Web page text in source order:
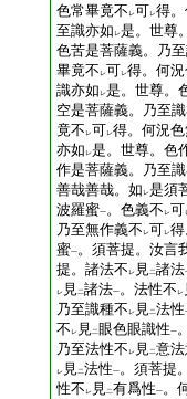
色常畢竟不 レ可レ得
至識亦如 レ是。世尊
色苦是菩薩義。乃
畢竟不 レ可レ得。何
識亦如 レ是。世尊。
空是菩薩義。乃至
竟不 レ可レ得。何況
亦如 レ是。世尊。色
作是菩薩義。乃至
善哉善哉。如 レ是須
波羅蜜一。色義不 レ可
乃至無作義不 レ可レ
蜜一。須菩提。汝言
提。諸法不 レ 見二諸法
レ 見二諸法一。法性不 レ
乃至識種不 レ 見二法性
不 レ 見二 眼色眼識性一
乃至法性不 レ 見二意
レ 見二法性一。須菩提
性不 レ 見二有爲性一。